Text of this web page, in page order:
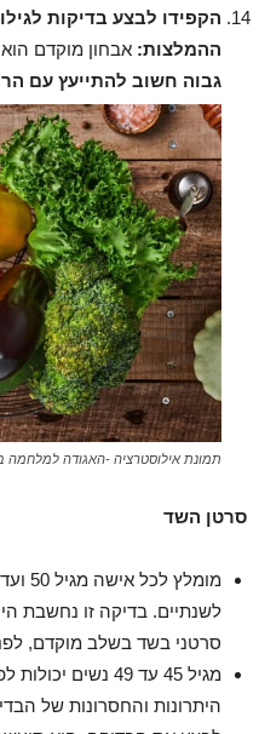
הקפידו לבצע בדיקות
ההמלצות: אבחון מוקדם
גבוה חשוב להתייעץ עם
תמונת אילוסטרציה -האגודה למלחמה
סרטן השד
לשנתיים. בדיקה זו נחשבת
סרטני בשד בשלב מוקדם,
מגיל 45 עד 49
היתרונות והחסרונות של